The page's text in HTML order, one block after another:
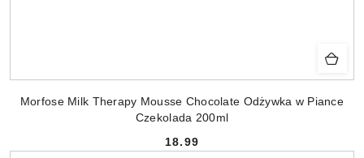
Morfose Milk Therapy Mousse Chocolate Odżywka w Piance
Czekolada 200ml
Cena:
18.99